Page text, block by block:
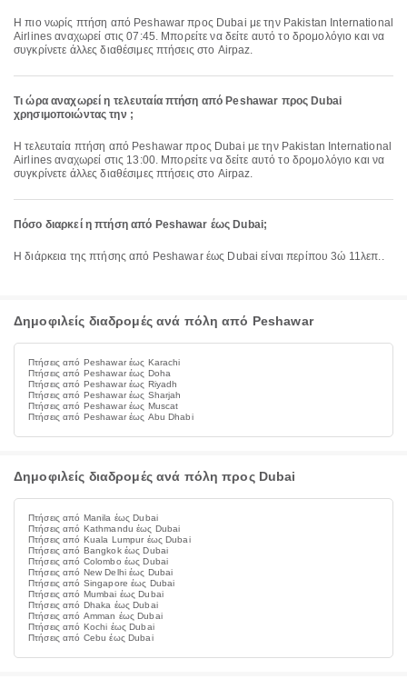
Η πιο νωρίς πτήση από Peshawar προς Dubai με την Pakistan International
Airlines αναχωρεί στις 07:45. Μπορείτε να δείτε αυτό το δρομολόγιο και να
συγκρίνετε άλλες διαθέσιμες πτήσεις στο Airpaz.
Τι ώρα αναχωρεί η τελευταία πτήση από Peshawar προς Dubai
χρησιμοποιώντας την ;
Η τελευταία πτήση από Peshawar προς Dubai με την Pakistan International
Airlines αναχωρεί στις 13:00. Μπορείτε να δείτε αυτό το δρομολόγιο και να
συγκρίνετε άλλες διαθέσιμες πτήσεις στο Airpaz.
Πόσο διαρκεί η πτήση από Peshawar έως Dubai;
Η διάρκεια της πτήσης από Peshawar έως Dubai είναι περίπου 3ώ 11λεπ..
Δημοφιλείς διαδρομές ανά πόλη από Peshawar
Πτήσεις από Peshawar έως Karachi
Πτήσεις από Peshawar έως Doha
Πτήσεις από Peshawar έως Riyadh
Πτήσεις από Peshawar έως Sharjah
Πτήσεις από Peshawar έως Muscat
Πτήσεις από Peshawar έως Abu Dhabi
Δημοφιλείς διαδρομές ανά πόλη προς Dubai
Πτήσεις από Manila έως Dubai
Πτήσεις από Kathmandu έως Dubai
Πτήσεις από Kuala Lumpur έως Dubai
Πτήσεις από Bangkok έως Dubai
Πτήσεις από Colombo έως Dubai
Πτήσεις από New Delhi έως Dubai
Πτήσεις από Singapore έως Dubai
Πτήσεις από Mumbai έως Dubai
Πτήσεις από Dhaka έως Dubai
Πτήσεις από Amman έως Dubai
Πτήσεις από Kochi έως Dubai
Πτήσεις από Cebu έως Dubai